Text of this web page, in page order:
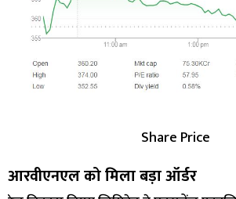
Share Price
आरवीएनएल को मिला बड़ा ऑर्डर